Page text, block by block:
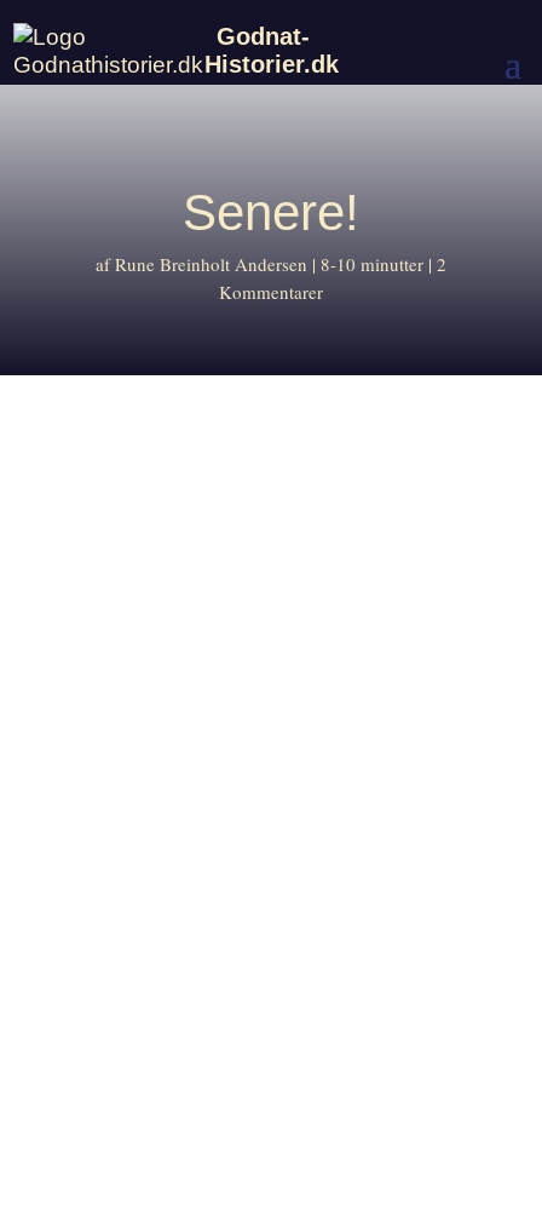
Godnat-
Historier.dk
Senere!
afRune Breinholt Andersen 8-10 minutter 2
Kommentarer